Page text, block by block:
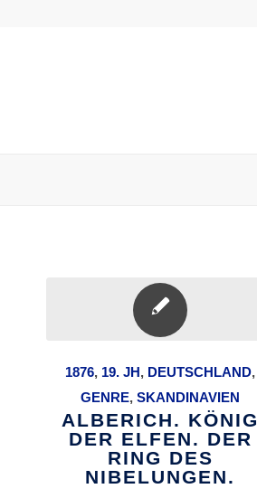
1876, 19. JH, DEUTSCHLAND,
GENRE,SKANDINAVIEN
ALBERICH. KÖNIG
DER ELFEN. DER
RING DES
NIBELUNGEN.